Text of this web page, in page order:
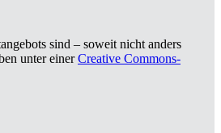
sind – soweit nicht anders
unter einerCreative Commons-